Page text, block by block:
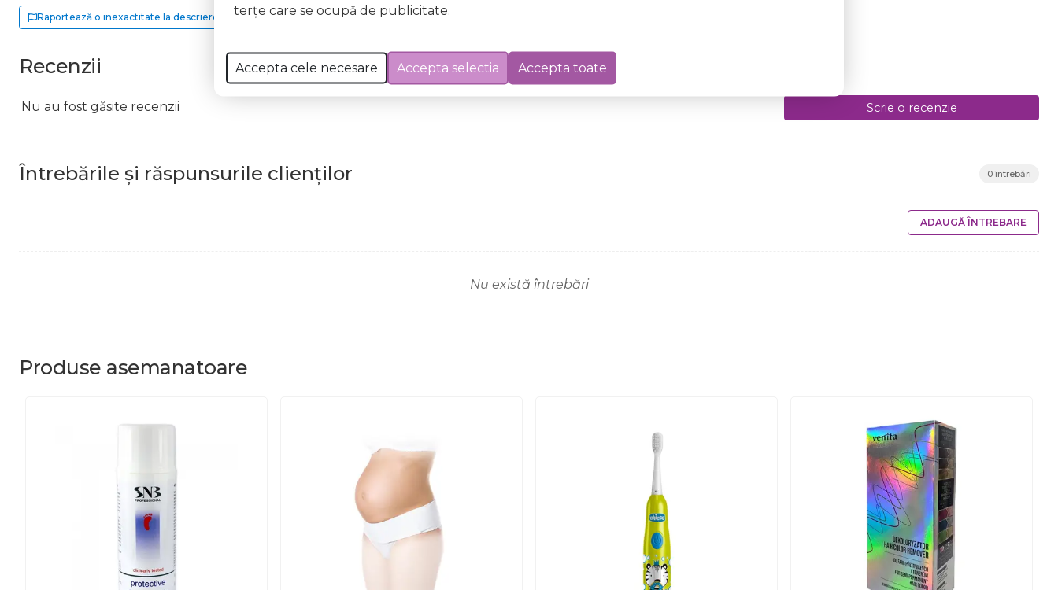
Raportează o inexactitate la descriere
Recenzii
Nu au fost găsite recenzii Scrie o recenzie
Întrebările și răspunsurile clienților 0 întrebări
ADAUGĂ ÎNTREBARE
Nu există întrebări
Produse asemanatoare
terţe care se ocupă de publicitate.
Accepta cele necesare Accepta selectia Accepta toate